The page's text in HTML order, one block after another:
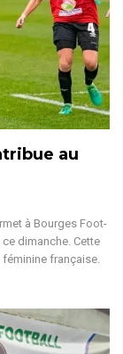
au
à Bourges Foot-
dimanche. Cette
féminine française.